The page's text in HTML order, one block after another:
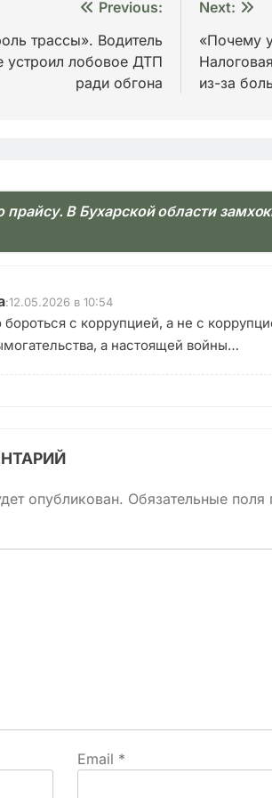
Previous:
трассы». Водитель
устроил лобовое ДТП
ради обгона
Next:
«Почему
из-за
прайсу. В Бухарской области
:12.05.2026 в 10:54
с коррупцией, а не с
а настоящей войны…
опубликован. Обязательные поля
Email *